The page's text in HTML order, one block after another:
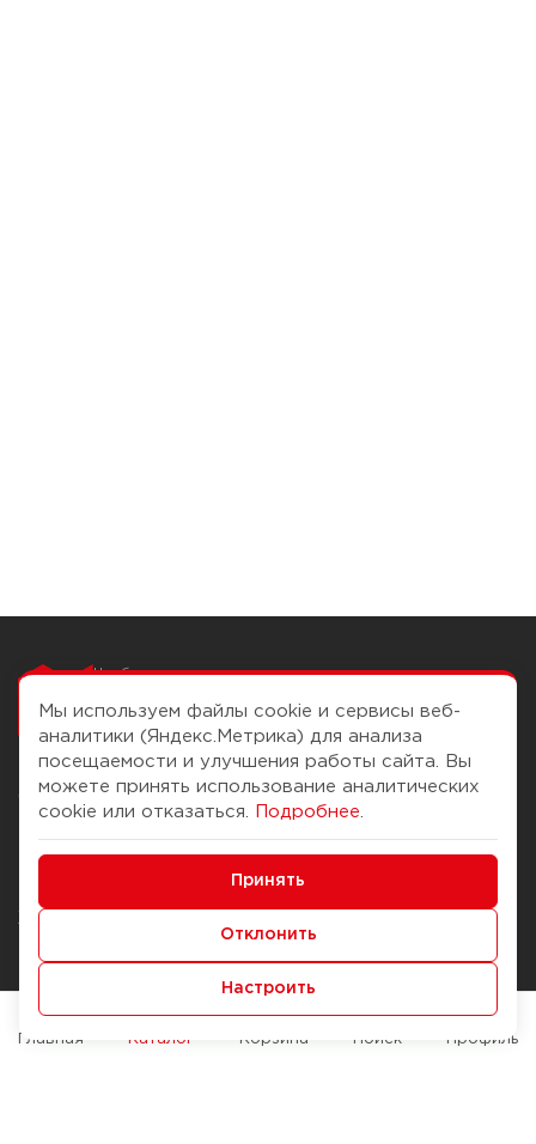
Чтобы вам легко
О компании
История Компании
Журнал
Наши марки
Брендирование
Помощь
Доставка и оплата
Способы оплаты
Служба контроля качества
Мы используем файлы cookie и сервисы веб-
аналитики (Яндекс.Метрика) для анализа
посещаемости и улучшения работы сайта. Вы
можете принять использование аналитических
cookie или отказаться.
Подробнее
Принять
Отклонить
Настроить
Главная Каталог Корзина Поиск Профиль